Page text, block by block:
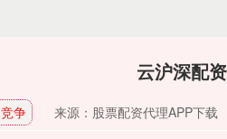
云沪深配
竞争 来源：股票配资代理APP下载